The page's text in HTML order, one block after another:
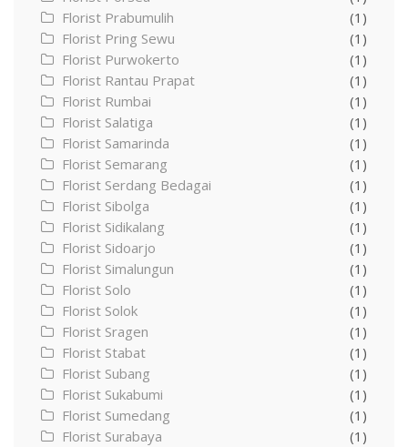
Florist Prabumulih
(1)
Florist Pring Sewu
(1)
Florist Purwokerto
(1)
Florist Rantau Prapat
(1)
Florist Rumbai
(1)
Florist Salatiga
(1)
Florist Samarinda
(1)
Florist Semarang
(1)
Florist Serdang Bedagai
(1)
Florist Sibolga
(1)
Florist Sidikalang
(1)
Florist Sidoarjo
(1)
Florist Simalungun
(1)
Florist Solo
(1)
Florist Solok
(1)
Florist Sragen
(1)
Florist Stabat
(1)
Florist Subang
(1)
Florist Sukabumi
(1)
Florist Sumedang
(1)
Florist Surabaya
(1)